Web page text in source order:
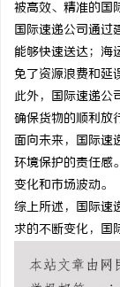
被高效、精准的国
国际速递公司通过
能够快速送达；海
免了资源浪费和延
此外，国际速递公
确保货物的顺利放
面向未来，国际速
环境保护的责任感
变化和市场波动。
综上所述，国际速
求的不断变化，国